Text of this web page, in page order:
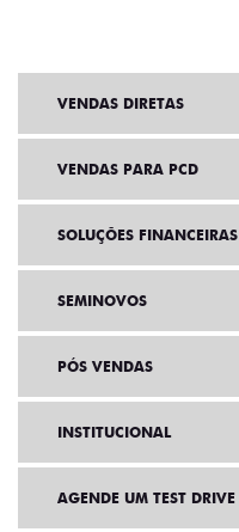
VENDAS DIRETAS
VENDAS PARA PCD
SOLUÇÕES FINANCEIRAS
SEMINOVOS
PÓS VENDAS
INSTITUCIONAL
AGENDE UM TEST DRIVE